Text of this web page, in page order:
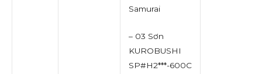
Samurai
– 03 Sơn
KUROBUSHI
SP#H2***-600C